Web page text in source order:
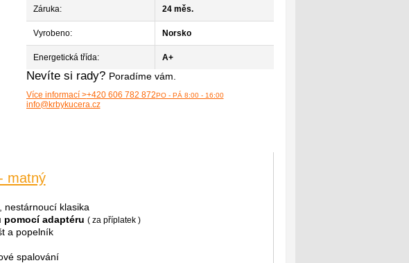
Záruka: 24 měs.
Vyrobeno: Norsko
Energetická třída: A+
Nevíte si rady? Poradíme vám.
Více informací >+420 606 782 872PO - PÁ 8:00 - 16:00
info@krbykucera.cz
matný
nestárnoucí klasika
adaptéru ( za příplatek )
a popelník
spalování